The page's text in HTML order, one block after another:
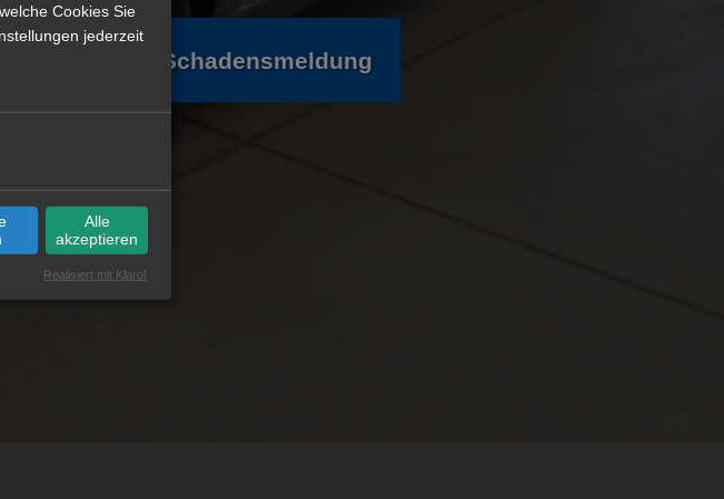
Online Schadensmeldung
Cookies Sie
jederzeit
Alle
akzeptieren
Realisiert mit Klaro!